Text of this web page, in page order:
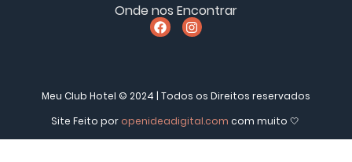
Onde nos Encontrar
Meu Club Hotel © 2024 | Todos os Direitos reservados
Site Feito por openideadigital.com com muito 🤍